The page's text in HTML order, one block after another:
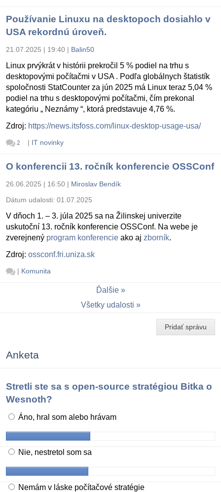
Používanie Linuxu na desktopoch dosiahlo v
USA rekordnú úroveň.
21.07.2025 | 19:40 | Balin50
Linux prvýkrát v histórii prekročil 5 % podiel na trhu s
desktopovými počítačmi v USA . Podľa globálnych štatistík
spoločnosti StatCounter za jún 2025 má Linux teraz 5,04 %
podiel na trhu s desktopovými počítačmi, čím prekonal
kategóriu „ Neznámy “, ktorá predstavuje 4,76 %.
Zdroj: https://news.itsfoss.com/linux-desktop-usage-usa/
2 | IT novinky
O konferencii 13. ročník konferencie OSSConf
26.06.2025 | 16:50 | Miroslav Bendík
Dátum udalosti: 01.07.2025
V dňoch 1. – 3. júla 2025 sa na Žilinskej univerzite
uskutoční 13. ročník konferencie OSSConf. Na webe je
zverejnený program konferencie ako aj zborník.
Zdroj: ossconf.fri.uniza.sk
| Komunita
Ďalšie
Všetky udalosti
Pridať správu
Anketa
Stretli ste sa s open-source stratégiou Bitka o
Wesnoth?
Áno, hral som alebo hrávam
Nie, nestretol som sa
Nemám v láske počítačové stratégie